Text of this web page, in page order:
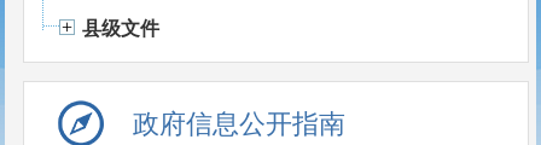
县级文件
政府信息公开指南